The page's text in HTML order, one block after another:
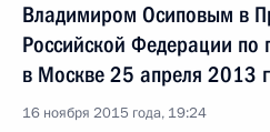
Владимиром Осиповым в
Российской Федерации по
в Москве 25 апреля 2013
16 ноября 2015 года, 19:24